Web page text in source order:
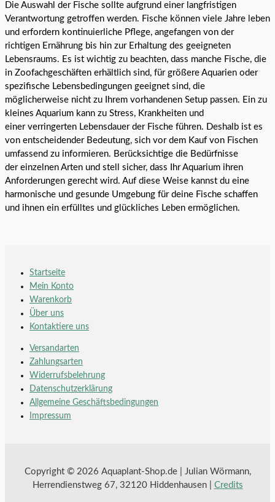
Die Auswahl der Fische sollte aufgrund einer langfristigen
Verantwortung getroffen werden. Fische können viele Jahre leben
und erfordern kontinuierliche Pflege, angefangen von der
richtigen Ernährung bis hin zur Erhaltung des geeigneten
Lebensraums. Es ist wichtig zu beachten, dass manche Fische, die
in Zoofachgeschäften erhältlich sind, für größere Aquarien oder
spezifische Lebensbedingungen geeignet sind, die
möglicherweise nicht zu Ihrem vorhandenen Setup passen. Ein zu
kleines Aquarium kann zu Stress, Krankheiten und
einer verringerten Lebensdauer der Fische führen. Deshalb ist es
von entscheidender Bedeutung, sich vor dem Kauf von Fischen
umfassend zu informieren. Berücksichtige die Bedürfnisse
der einzelnen Arten und stell sicher, dass Ihr Aquarium ihren
Anforderungen gerecht wird. Auf diese Weise kannst du eine
harmonische und gesunde Umgebung für deine Fische schaffen
und ihnen ein erfülltes und glückliches Leben ermöglichen.
Startseite
Mein Konto
Warenkorb
Über uns
Kontaktiere uns
Versandarten
Zahlungsarten
Widerrufsbelehrung
Datenschutzerklärung
Allgemeine Geschäftsbedingungen
Impressum
Copyright © 2026 Aquaplant-Shop.de | Julian Wörmann,
Herrendienstweg 67, 32120 Hiddenhausen | Credits